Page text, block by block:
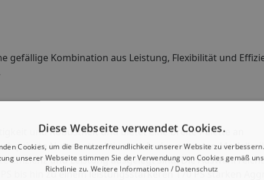
gefällige Kombination aus Leistung, Flexibilität und
und Robustheit und bietet eine breite Palette an
private Nutzer attraktiv sind. In der neuesten
und Leistung ausgelegt sind. Die Auswahl reicht
bis hin zu einem leistungsstärkeren 170 PS starken
Diese Webseite verwendet Cookies.
Cookies, um die Benutzerfreundlichkeit unserer Website zu
unserer Webseite stimmen Sie der Verwendung von Cookies gemäß
Richtlinie zu. Weitere Informationen / Datenschutz